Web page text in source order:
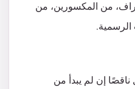
من المكسورين، من
الرسمية.
ناقصًا إن لم يبدأ من